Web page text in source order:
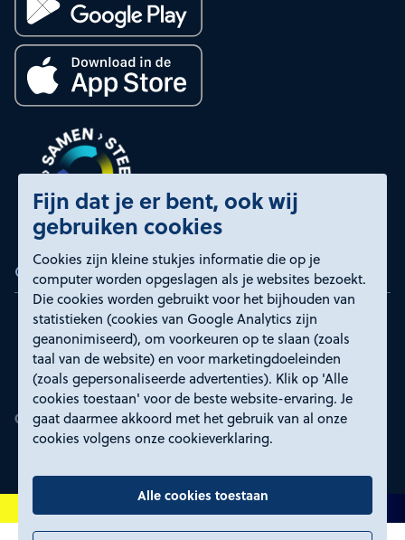
Fijn dat je er bent, ook wij
gebruiken cookies
Cookies zijn kleine stukjes informatie die op je
computer worden opgeslagen als je websites bezoekt.
Die cookies worden gebruikt voor het bijhouden van
statistieken (cookies van Google Analytics zijn
geanonimiseerd), om voorkeuren op te slaan (zoals
taal van de website) en voor marketingdoeleinden
(zoals gepersonaliseerde advertenties). Klik op 'Alle
cookies toestaan' voor de beste website-ervaring. Je
gaat daarmee akkoord met het gebruik van al onze
cookies volgens onze cookieverklaring.
Alle cookies toestaan
Certificeringen